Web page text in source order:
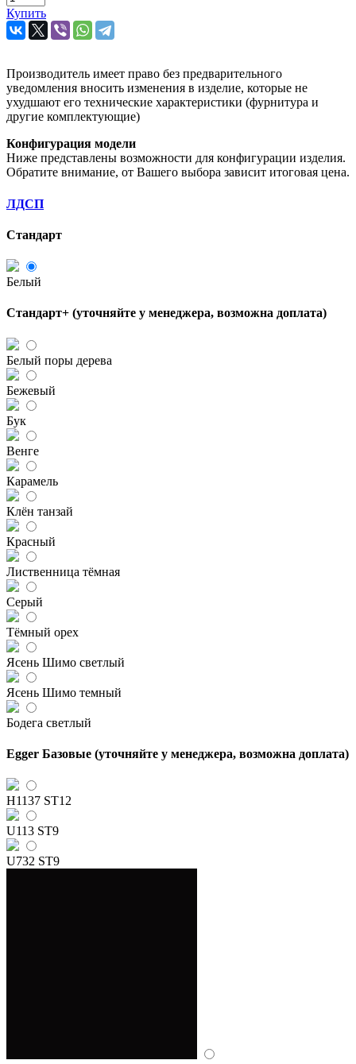
Купить
Производитель имеет право без предварительного
уведомления вносить изменения в изделие, которые не
ухудшают его технические характеристики (фурнитура и
другие комплектующие)
Конфигурация модели
Ниже представлены возможности для конфигурации изделия.
Обратите внимание, от Вашего выбора зависит итоговая цена.
ЛДСП
Стандарт
Белый
Стандарт+ (уточняйте у менеджера, возможна доплата)
Белый поры дерева
Бежевый
Бук
Венге
Карамель
Клён танзай
Красный
Лиственница тёмная
Серый
Тёмный орех
Ясень Шимо светлый
Ясень Шимо темный
Бодега светлый
Egger Базовые (уточняйте у менеджера, возможна доплата)
H1137 ST12
U113 ST9
U732 ST9